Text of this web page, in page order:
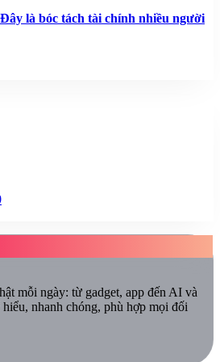
là bóc tách tài chính nhiều người
mỗi ngày: từ gadget, app đến AI và
nhanh chóng, phù hợp mọi đối